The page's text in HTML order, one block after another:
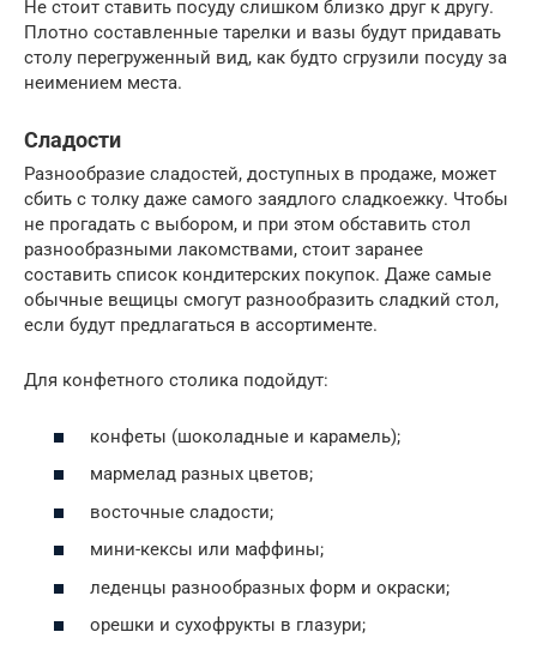
Не стоит ставить посуду слишком близко друг к другу.
Плотно составленные тарелки и вазы будут придавать
столу перегруженный вид, как будто сгрузили посуду за
неимением места.
Сладости
Разнообразие сладостей, доступных в продаже, может
сбить с толку даже самого заядлого сладкоежку. Чтобы
не прогадать с выбором, и при этом обставить стол
разнообразными лакомствами, стоит заранее
составить список кондитерских покупок. Даже самые
обычные вещицы смогут разнообразить сладкий стол,
если будут предлагаться в ассортименте.
Для конфетного столика подойдут:
конфеты (шоколадные и карамель);
мармелад разных цветов;
восточные сладости;
мини-кексы или маффины;
леденцы разнообразных форм и окраски;
орешки и сухофрукты в глазури;